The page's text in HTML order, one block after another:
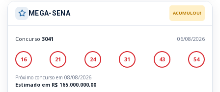
MEGA-SENA ACUMULOU!
Concurso 3041 06/08/2026
16 21 24 31 43 54
Próximo concurso em 08/08/2026
Estimado em R$ 165.000.000,00